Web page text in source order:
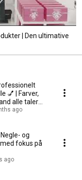
| Den ultimative
💅 | Farver,
alle taler
ago
og
fokus på
ago